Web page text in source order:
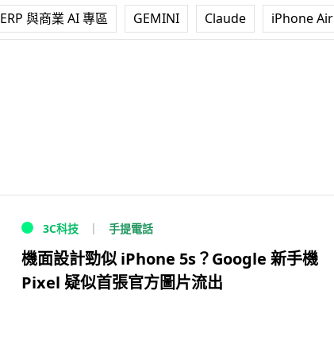
ERP 與商業 AI 專區 GEMINI Claude iPhone Air
3C科技 手提電話
機面設計勁似 iPhone 5s？Google 新手機
Pixel 疑似首張官方圖片流出